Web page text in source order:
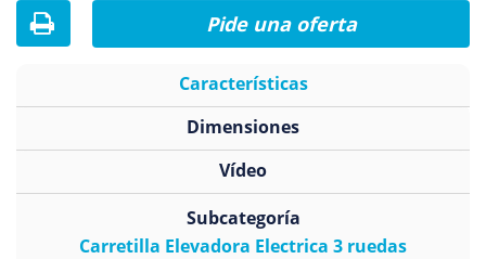
Pide una oferta
Características
Subcategoría
Carretilla Elevadora Electrica 3 ruedas
Dimensiones
Vídeo